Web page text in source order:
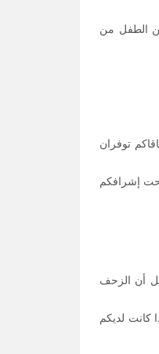
الطفل من
توفران
إشرافكم
أن الزحف
كانت لديكم